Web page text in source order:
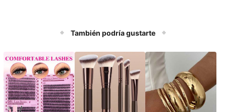
También podría gustarte